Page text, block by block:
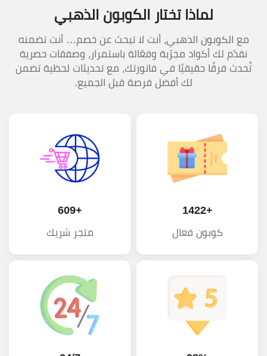
لماذا تختار الكوبون الذهبي
مع الكوبون الذهبي، أنت لا تبحث عن خصم… أنت تضمنه
نقدّم لك أكواد مجرّبة وفعّالة باستمرار، وصفقات حصرية
تُحدث فرقًا حقيقيًا في فاتورتك، مع تحديثات لحظية تضمن
لك أفضل فرصة قبل الجميع.
+1422
كوبون فعال
+609
متجر شريك